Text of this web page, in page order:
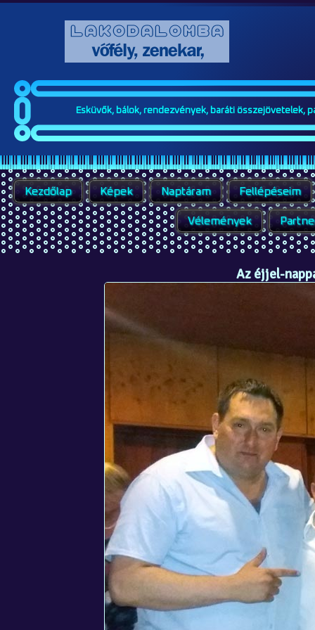
Esküvők, bálok, rendezvények, baráti összejövetelek,
Kezdőlap Képek Naptáram Fellépéseim
Vélemények
Az éjjel-